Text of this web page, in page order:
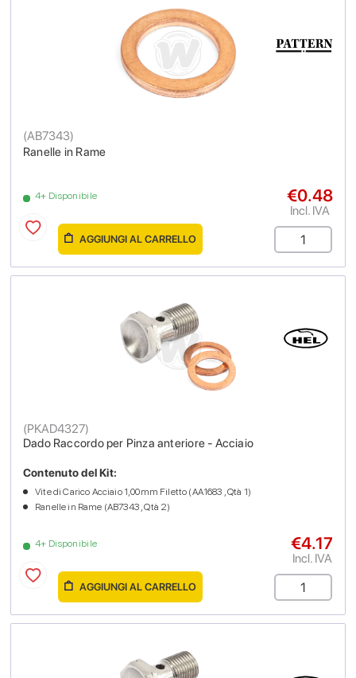
Ranelle in Rame
(AB7343)
4+ Disponibile €0.48
Incl. IVA
AGGIUNGI AL CARRELLO
Dado Raccordo per Pinza anteriore - Acciaio
(PKAD4327)
4+ Disponibile
Contenuto del Kit:
Vite di Carico Acciaio 1,00mm Filetto (AA1683 , Qtà 1)
Ranelle in Rame (AB7343 , Qtà 2)
€4.17
Incl. IVA
AGGIUNGI AL CARRELLO